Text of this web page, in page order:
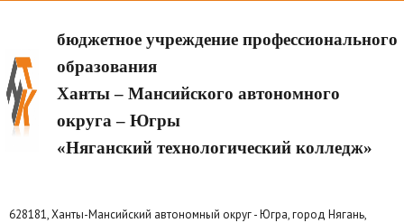
бюджетное учреждение профессионального
образования
Ханты – Мансийского автономного
округа – Югры
«Няганский технологический колледж»
628181, Ханты-Мансийский автономный округ - Югра, город Нягань,